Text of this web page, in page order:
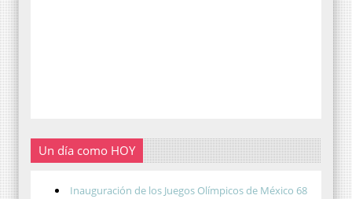
Un día como HOY
Inauguración de los Juegos Olímpicos de México 68